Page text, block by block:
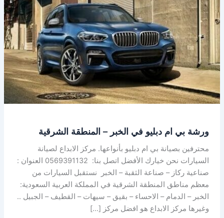
ورشة بي ام دبليو في الخبر – المنطقة الشرقية
محترفين بصيانة بي ام دبليو بأنواعها. مركز الابداع لصيانة
السيارات نحن خيارك الأفضل اتصل بنا: 0569391132 العنوان :
صناعية ركاز – صناعة الثقبة – الخبر نستقبل السيارات من
معظم مناطق المنطقة الشرقية في المملكة العربية السعودية:
الخبر – الدمام – الاحساء – بقيق – سيهات – القطيف – الجبيل ..
وغيرها مركز الابداع هو افضل مركز […]
ام
دبليو
في
الخبر
المنطقة